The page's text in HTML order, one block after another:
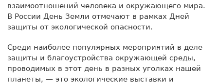
взаимоотношений человека и окружающего мира.
В России День Земли отмечают в рамках Дней
защиты от экологической опасности.
Среди наиболее популярных мероприятий в деле
защиты и благоустройства окружающей среды,
проводимых в этот день в разных уголках нашей
планеты, — это экологические выставки и